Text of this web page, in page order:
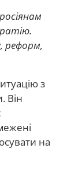
реформ,
з
Він
на